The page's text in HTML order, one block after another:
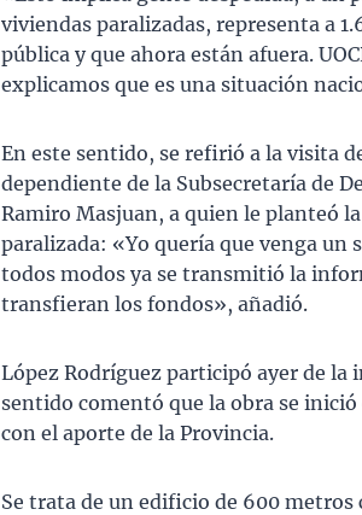
viviendas paralizadas, representa a
pública y que ahora están afuera.
explicamos que es una situación
En este sentido, se refirió a la visita
dependiente de la Subsecretaría de
Ramiro Masjuan, a quien le planteó
paralizada: «Yo quería que venga un
todos modos ya se transmitió la
transfieran los fondos», añadió.
López Rodríguez participó ayer de
sentido comentó que la obra se
con el aporte de la Provincia.
Se trata de un edificio de 600